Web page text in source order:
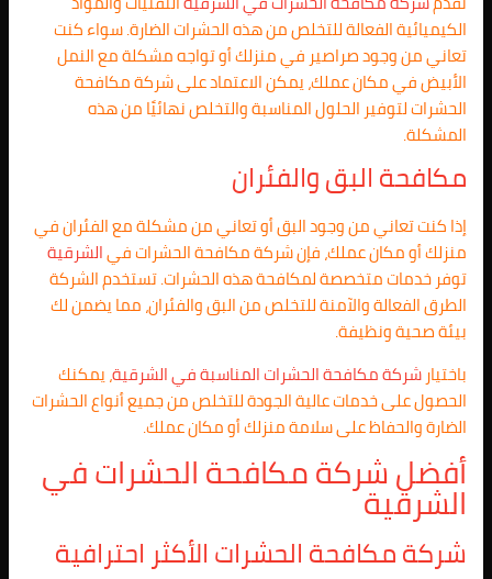
الكيميائية الفعالة للتخلص من هذه الحشرات الضارة. سواء كنت
تعاني من وجود صراصير في منزلك أو تواجه مشكلة مع النمل
الأبيض في مكان عملك، يمكن الاعتماد على شركة مكافحة
الحشرات لتوفير الحلول المناسبة والتخلص نهائيًا من هذه
المشكلة.
مكافحة البق والفئران
إذا كنت تعاني من وجود البق أو تعاني من مشكلة مع الفئران في
منزلك أو مكان عملك، فإن شركة مكافحة الحشرات فيالشرقية
توفر خدمات متخصصة لمكافحة هذه الحشرات. تستخدم الشركة
الطرق الفعالة والآمنة للتخلص من البق والفئران، مما يضمن لك
بيئة صحية ونظيفة.
باختيارشركة مكافحة الحشرات المناسبة في الشرقية، يمكنك
الحصول على خدمات عالية الجودة للتخلص من جميع أنواع الحشرات
الضارة والحفاظ على سلامة منزلك أو مكان عملك.
أفضل شركة مكافحة الحشرات في
الشرقية
شركة مكافحة الحشرات الأكثر احترافية